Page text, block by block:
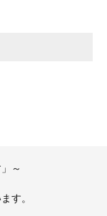
～
す。